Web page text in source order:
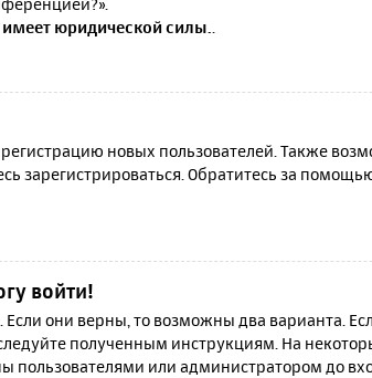
юридической силы..
новых пользователей. Также
зарегистрироваться. Обратитесь за
войти!
они верны, то возможны два варианта.
полученным инструкциям. На
пользователями или администратором до